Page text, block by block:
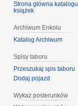
Strona główna katalogu
książek
Archiwum Enkolu
Katalog Archiwum
Spisy taboru
Przeszukaj spis taboru
Dodaj pojazd
Wykaz posterunków